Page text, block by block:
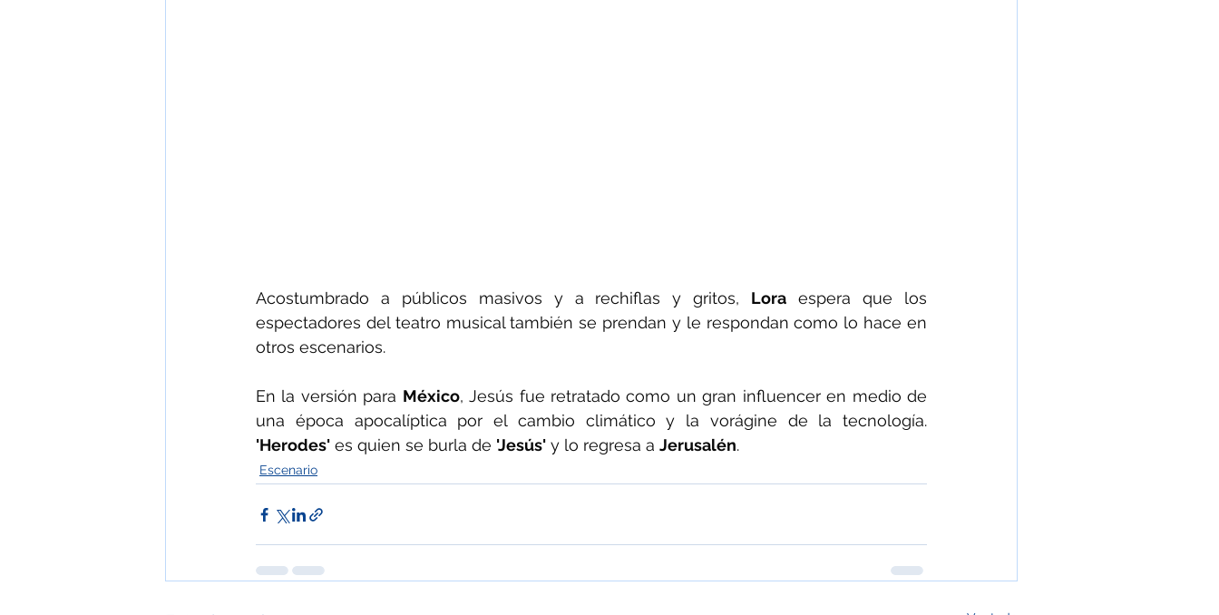
Acostumbrado a públicos masivos y a rechiflas y gritos, Lora espera que los
espectadores del teatro musical también se prendan y le respondan como lo hace en
otros escenarios.
En la versión para México, Jesús fue retratado como un gran influencer en medio de
'Herodes' es quien se burla de 'Jesús' y lo regresa a Jerusalén.
Escenario